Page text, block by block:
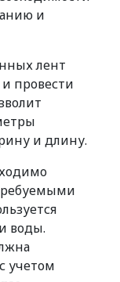
и
лент
провести
и длину.
воды.
учетом